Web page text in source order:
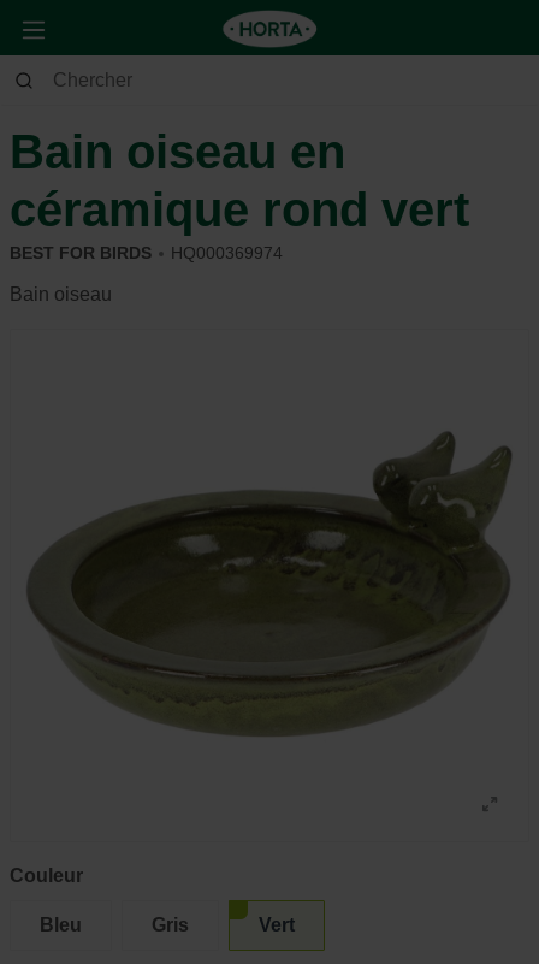
Jardin Autres
Bain oiseau en
céramique rond vert
BEST FOR BIRDS HQ000369974
Bain oiseau
Couleur
Bleu Gris Vert